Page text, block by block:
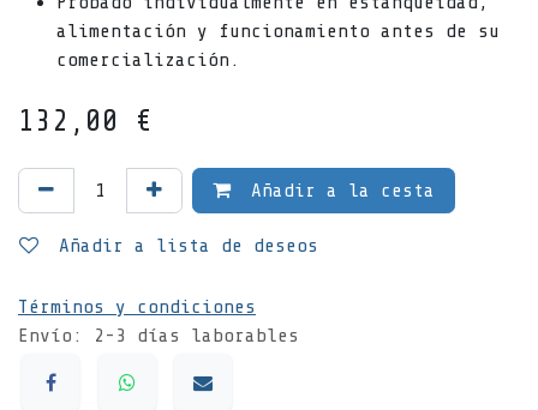
alimentación y funcionamiento antes de su
comercialización.
132,00 €
Añadir a la cesta
Añadir a lista de deseos
Términos y condiciones
Envío: 2-3 días laborables